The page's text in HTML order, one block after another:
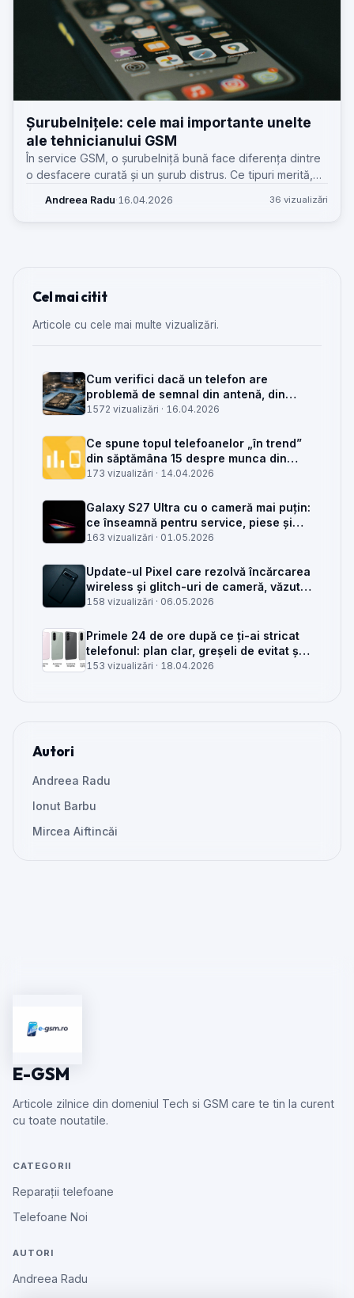
Șurubelnițele: cele mai importante unelte
ale tehnicianului GSM
În service GSM, o șurubelniță bună face diferența dintre
o desfacere curată și un șurub distrus. Ce tipuri merită,
Andreea Radu· 16.04.2026 36 vizualizări
Cel mai citit
Articole cu cele mai multe vizualizări.
Cum verifici dacă un telefon are
problemă de semnal din antenă, din
placa de bază sau din rețea
1572 vizualizări · 16.04.2026
Ce spune topul telefoanelor „în trend”
din săptămâna 15 despre munca din
service GSM
173 vizualizări · 14.04.2026
Galaxy S27 Ultra cu o cameră mai puțin:
ce înseamnă pentru service, piese și
client
163 vizualizări · 01.05.2026
Update-ul Pixel care rezolvă încărcarea
wireless și glitch-uri de cameră, văzut
din service
158 vizualizări · 06.05.2026
Primele 24 de ore după ce ți-ai stricat
telefonul: plan clar, greșeli de evitat și
când mai merită reparat
153 vizualizări · 18.04.2026
Autori
Andreea Radu
Ionut Barbu
Mircea Aiftincăi
E-GSM
Articole zilnice din domeniul Tech si GSM care te tin la curent
cu toate noutatile.
CATEGORII
Reparații telefoane
Telefoane Noi
AUTORI
Andreea Radu